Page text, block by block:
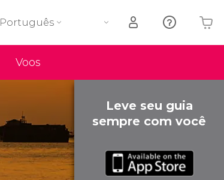
Voos
Português
Leve seu guia
sempre com você